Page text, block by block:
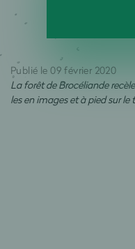
Publié le 09 février 2020
La forêt de Brocéliande
les en images et à pied sur le